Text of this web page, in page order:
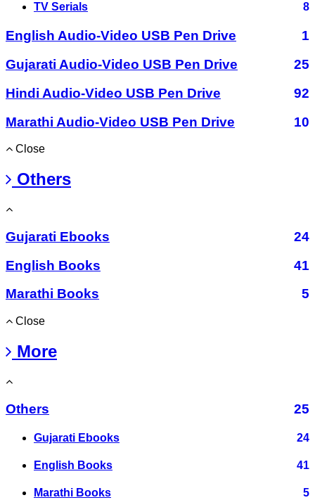
TV Serials 8
English Audio-Video USB Pen Drive
1
Gujarati Audio-Video USB Pen Drive
25
Hindi Audio-Video USB Pen Drive
92
Marathi Audio-Video USB Pen Drive
10
Close
Others
Gujarati Ebooks
24
English Books
41
Marathi Books
5
Close
More
Others 25
Gujarati Ebooks 24
English Books 41
Marathi Books 5